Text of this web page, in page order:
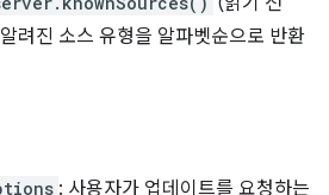
려진 소스 유형을 알파벳순으로 반환
: 사용자가 업데이트를 요청하는